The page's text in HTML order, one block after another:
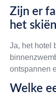
Zijn er
het
Ja, het hotel
ontspannen
Welke